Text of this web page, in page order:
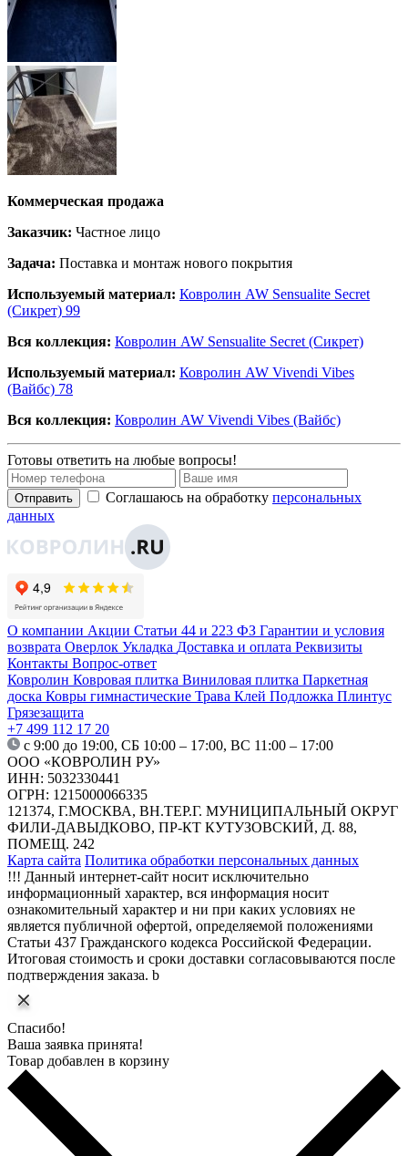
Коммерческая продажа
Заказчик: Частное лицо
Задача: Поставка и монтаж нового покрытия
Используемый материал: Ковролин AW Sensualite Secret
(Сикрет) 99
Вся коллекция: Ковролин AW Sensualite Secret (Сикрет)
Используемый материал: Ковролин AW Vivendi Vibes
(Вайбс) 78
Вся коллекция: Ковролин AW Vivendi Vibes (Вайбс)
Готовы ответить на любые вопросы!
Отправить Соглашаюсь на обработку персональных
данных
О компании Акции Статьи 44 и 223 ФЗ Гарантии и условия
возврата Оверлок Укладка Доставка и оплата Реквизиты
Контакты Вопрос-ответ
Ковролин Ковровая плитка Виниловая плитка Паркетная
доска Ковры гимнастические Трава Клей Подложка Плинтус
Грязезащита
+7 499 112 17 20
с 9:00 до 19:00, СБ 10:00 – 17:00, ВС 11:00 – 17:00
ООО «КОВРОЛИН РУ»
ИНН: 5032330441
ОГРН: 1215000066335
121374, Г.МОСКВА, ВН.ТЕР.Г. МУНИЦИПАЛЬНЫЙ ОКРУГ
ФИЛИ-ДАВЫДКОВО, ПР-КТ КУТУЗОВСКИЙ, Д. 88,
ПОМЕЩ. 242
Карта сайта Политика обработки персональных данных
!!! Данный интернет-сайт носит исключительно
информационный характер, вся информация носит
ознакомительный характер и ни при каких условиях не
является публичной офертой, определяемой положениями
Статьи 437 Гражданского кодекса Российской Федерации.
Итоговая стоимость и сроки доставки согласовываются после
подтверждения заказа. b
Спасибо!
Ваша заявка принята!
Товар добавлен в корзину